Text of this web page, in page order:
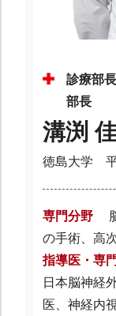
診療部
部長
溝渕
徳島大学
専門分野
の手術、高
指導医・専
日本脳神経
医、神経内